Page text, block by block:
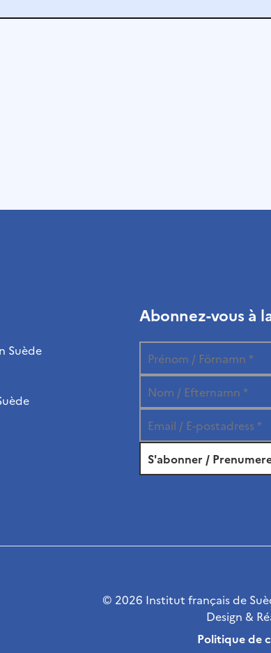
Suède
Abonnez-vous à
© 2026 Institut français de
Design &
Politique de